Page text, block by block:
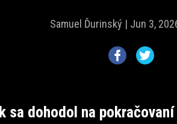
Samuel Ďurinský | Jun 3,
sa dohodol na